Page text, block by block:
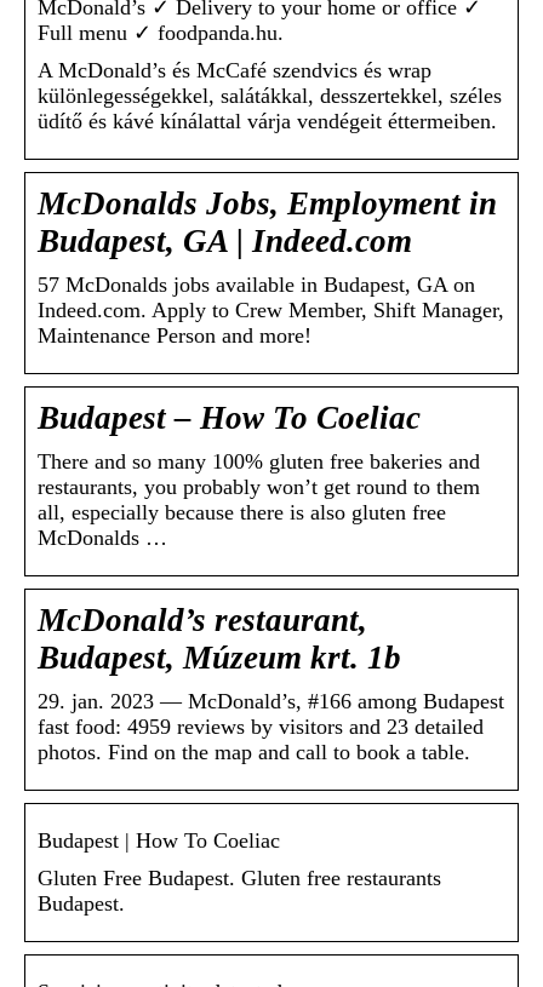
McDonald’s ✓ Delivery to your home or office ✓
Full menu ✓ foodpanda.hu.
​A McDonald’s és McCafé szendvics és wrap
különlegességekkel, salátákkal, desszertekkel, széles
üdítő és kávé kínálattal várja vendégeit éttermeiben.
McDonalds Jobs, Employment in
Budapest, GA | Indeed.com
57 McDonalds jobs available in Budapest, GA on
Indeed.com. Apply to Crew Member, Shift Manager,
Maintenance Person and more!
Budapest – How To Coeliac
There and so many 100% gluten free bakeries and
restaurants, you probably won’t get round to them
all, especially because there is also gluten free
McDonalds …
McDonald’s restaurant,
Budapest, Múzeum krt. 1b
29. jan. 2023 — McDonald’s, #166 among Budapest
fast food: 4959 reviews by visitors and 23 detailed
photos. Find on the map and call to book a table.
Budapest | How To Coeliac
Gluten Free Budapest. Gluten free restaurants
Budapest.